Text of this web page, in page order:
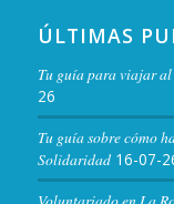
ÚLTIMAS
Tu guía para viajar al
26
Tu guía sobre cómo
Solidaridad 16-07-
Voluntariado en La